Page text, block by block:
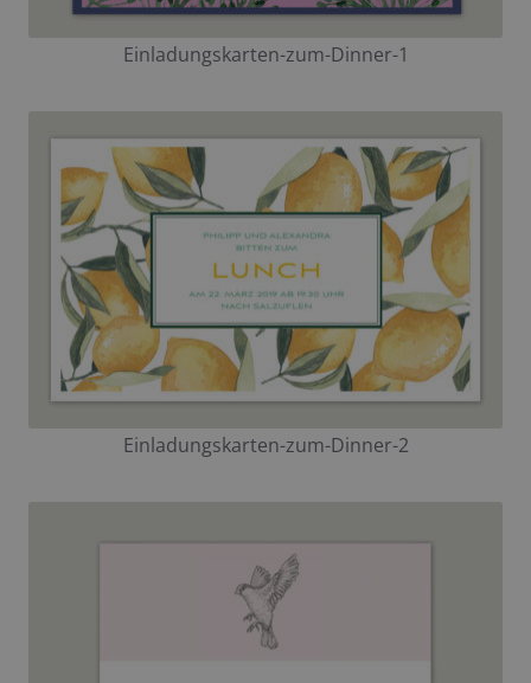
Einladungskarten-zum-Dinner-1
Einladungskarten-zum-Dinner-2